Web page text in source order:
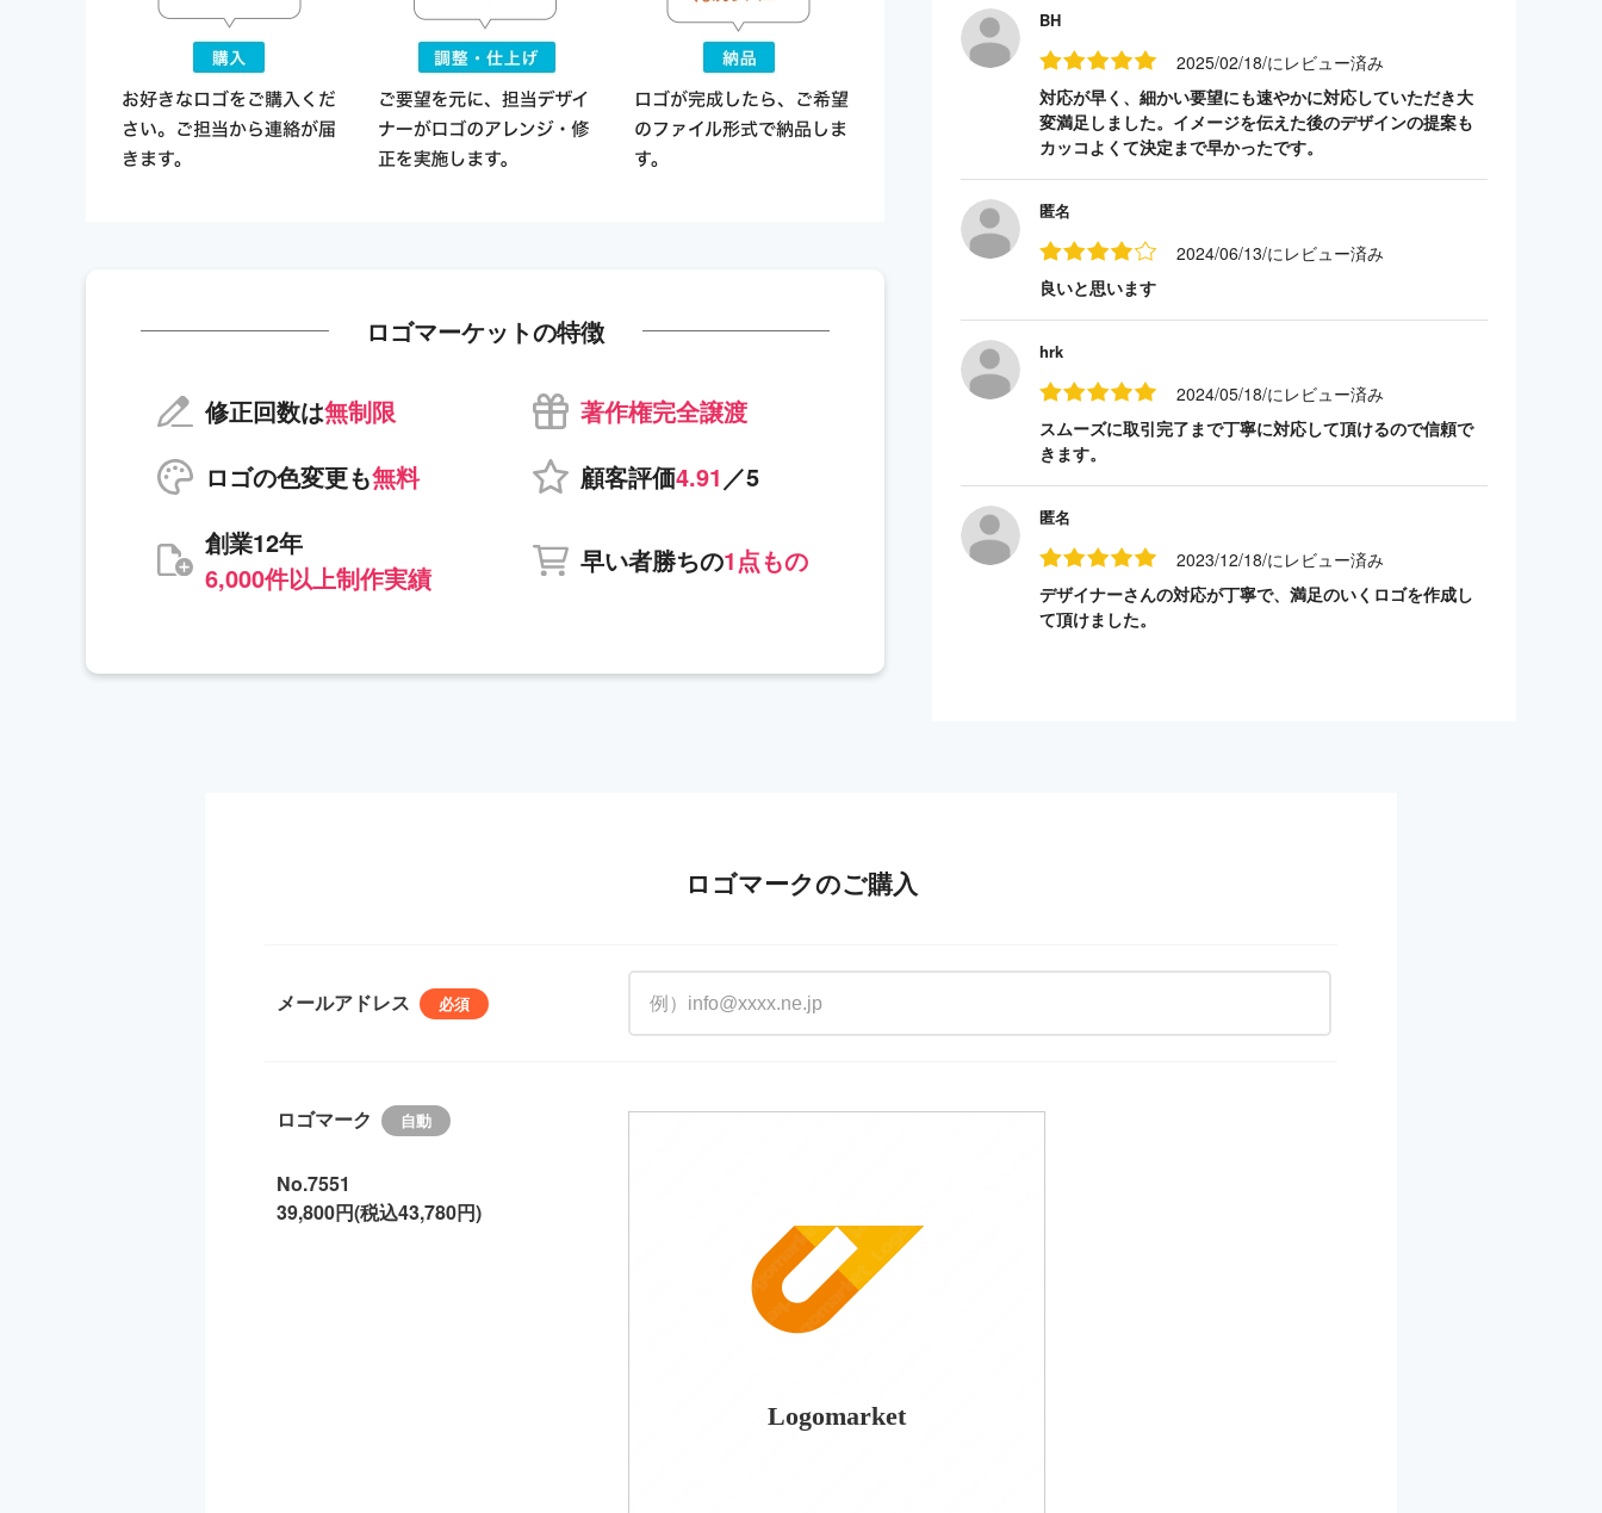
ロゴマーケットの特徴
修正回数は無制限
著作権完全譲渡
ロゴの色変更も無料 顧客評価4.91 ／5
創業12年
6,000件以上制作実績
早い者勝ちの1点もの
BH
2025/02/18/にレビュー済み
対応が早く、細かい要望にも速やかに対応していただき大
変満足しました。イメージを伝えた後のデザインの提案も
カッコよくて決定まで早かったです。
匿名
2024/06/13/にレビュー済み
良いと思います
hrk
2024/05/18/にレビュー済み
スムーズに取引完了まで丁寧に対応して頂けるので信頼で
きます。
匿名
2023/12/18/にレビュー済み
デザイナーさんの対応が丁寧で、満足のいくロゴを作成し
て頂けました。
ロゴマークのご購入
メールアドレス
ロゴマーク
No.7551
39,800円(税込43,780円)
Logomarket